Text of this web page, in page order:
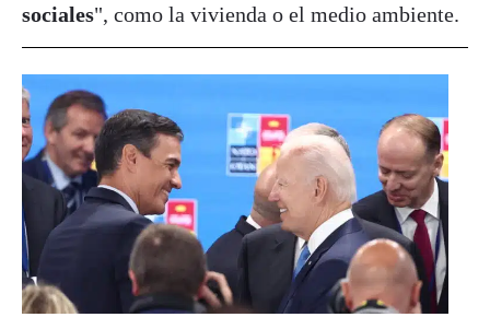
sociales", como la vivienda o el medio ambiente.